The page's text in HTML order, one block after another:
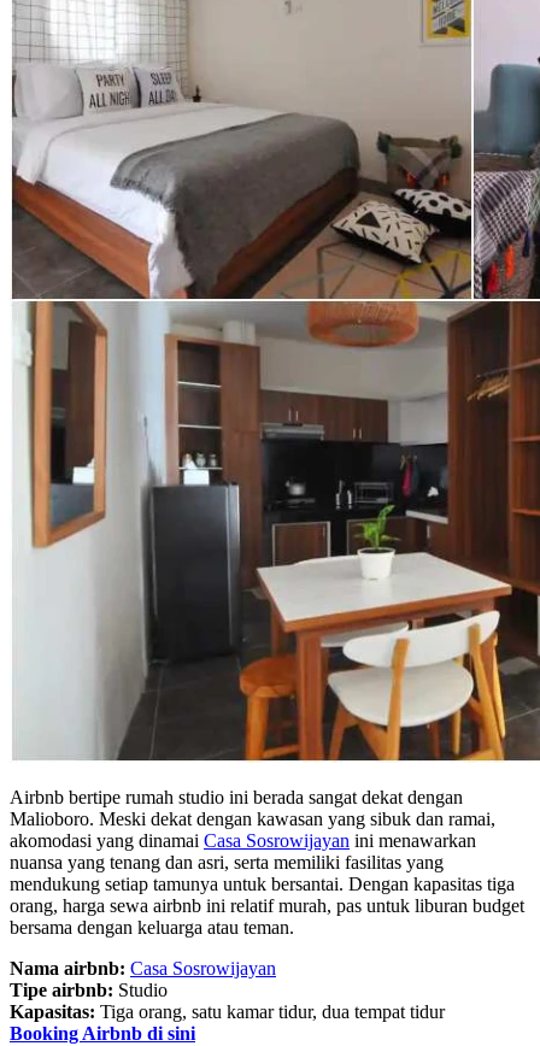
Airbnb bertipe rumah studio ini berada sangat dekat dengan
Malioboro. Meski dekat dengan kawasan yang sibuk dan ramai,
akomodasi yang dinamai Casa Sosrowijayan ini menawarkan
nuansa yang tenang dan asri, serta memiliki fasilitas yang
mendukung setiap tamunya untuk bersantai. Dengan kapasitas tiga
orang, harga sewa airbnb ini relatif murah, pas untuk liburan budget
bersama dengan keluarga atau teman.
Nama airbnb: Casa Sosrowijayan
Tipe airbnb: Studio
Kapasitas: Tiga orang, satu kamar tidur, dua tempat tidur
Booking Airbnb di sini